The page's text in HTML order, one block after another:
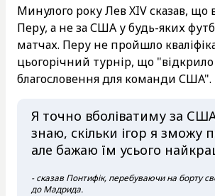
Минулого року Лев XIV сказав, що
Перу, а не за США у будь-яких
матчах. Перу не пройшло
цьогорічний турнір, що
благословення для команди США".
Я точно вболіватиму за
знаю, скільки ігор я зможу
але бажаю їм усього
- сказав Понтифік, перебуваючи на борту
до Мадрида.